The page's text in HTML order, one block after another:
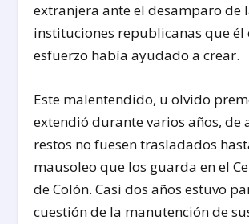
extranjera ante el desamparo de
instituciones republicanas que él
esfuerzo había ayudado a crear.
Este malentendido, u olvido
extendió durante varios años, de
restos no fuesen trasladados
mausoleo que los guarda en el
de Colón. Casi dos años estuvo
cuestión de la manutención de